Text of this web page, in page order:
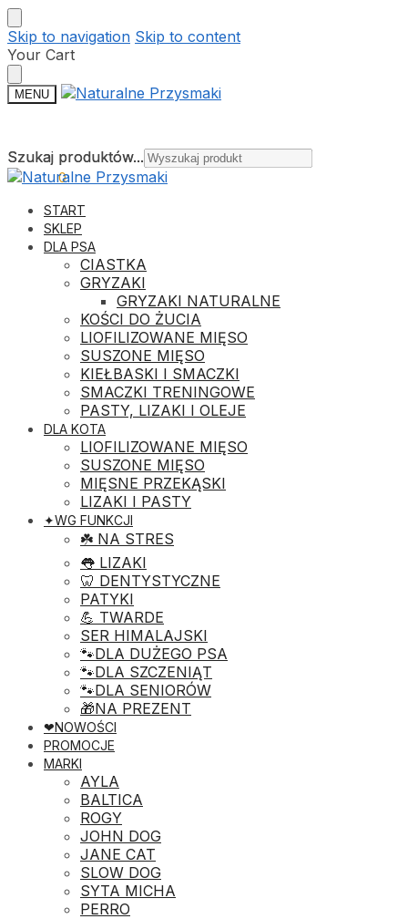
Skip to navigation Skip to content
Your Cart
MENU
Szukaj produktów...
0,00ZŁ 0
Szukaj produktów...
START
SKLEP
DLA PSA
CIASTKA
GRYZAKI
GRYZAKI NATURALNE
KOŚCI DO ŻUCIA
LIOFILIZOWANE MIĘSO
SUSZONE MIĘSO
KIEŁBASKI I SMACZKI
SMACZKI TRENINGOWE
PASTY, LIZAKI I OLEJE
DLA KOTA
LIOFILIZOWANE MIĘSO
SUSZONE MIĘSO
MIĘSNE PRZEKĄSKI
LIZAKI I PASTY
✦WG FUNKCJI
☘️ NA STRES
👅 LIZAKI
🦷 DENTYSTYCZNE
PATYKI
💪 TWARDE
SER HIMALAJSKI
🐾DLA DUŻEGO PSA
🐾DLA SZCZENIĄT
🐾DLA SENIORÓW
🎁NA PREZENT
❤︎NOWOŚCI
PROMOCJE
MARKI
AYLA
BALTICA
ROGY
JOHN DOG
JANE CAT
SLOW DOG
SYTA MICHA
PERRO